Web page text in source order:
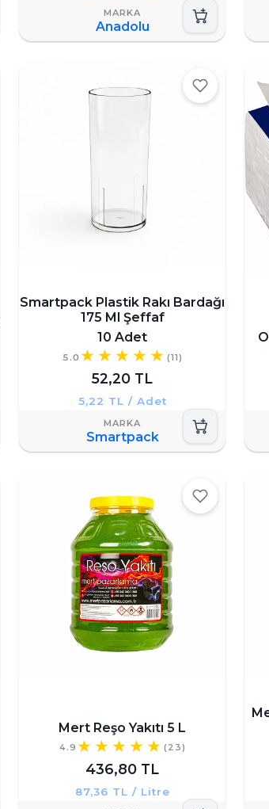
Anadolu
Smartpack Plastik Rakı Bardağı
175 Ml Şeffaf
10 Adet
5.0 (11)
52,20 TL
5,22 TL / Adet
Smartpack
Mert Reşo Yakıtı 5 L
4.9 (23)
436,80 TL
87,36 TL / Litre